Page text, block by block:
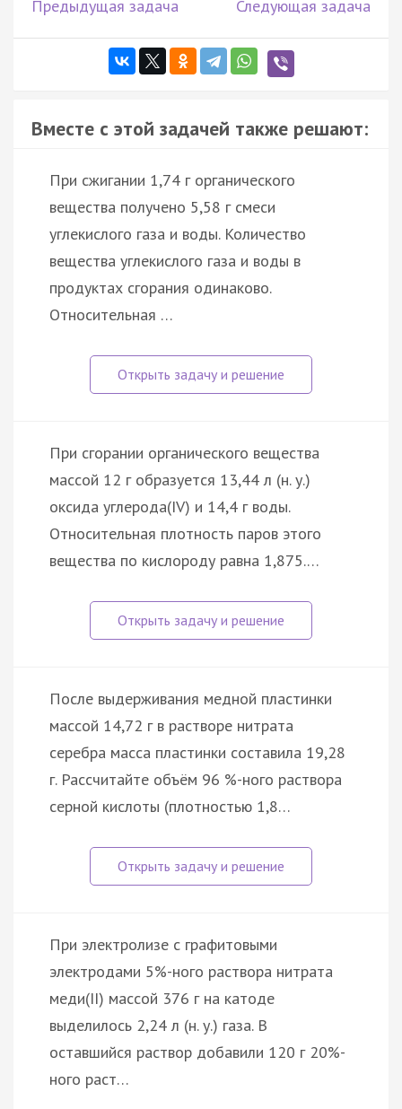
Предыдущая задача Следующая задача
Вместе с этой задачей также решают:
При сжигании 1,74 г органического
вещества получено 5,58 г смеси
углекислого газа и воды. Количество
вещества углекислого газа и воды в
продуктах сгорания одинаково.
Относительная …
При сгорании органического вещества
массой 12 г образуется 13,44 л (н. у.)
оксида углерода(IV) и 14,4 г воды.
Относительная плотность паров этого
вещества по кислороду равна 1,875.…
После выдерживания медной пластинки
массой 14,72 г в растворе нитрата
серебра масса пластинки составила 19,28
г. Рассчитайте объём 96 %-ного раствора
серной кислоты (плотностью 1,8…
При электролизе с графитовыми
электродами 5%-ного раствора нитрата
меди(II) массой 376 г на катоде
выделилось 2,24 л (н. у.) газа. В
оставшийся раствор добавили 120 г 20%-
ного раст…